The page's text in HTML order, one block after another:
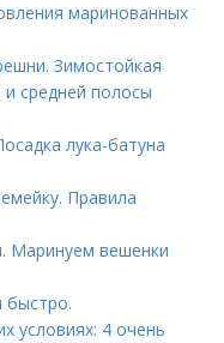
маринованных
Зимостойкая
средней полосы
лука-батуна
Правила
Маринуем вешенки
быстро.
условиях: 4 очень